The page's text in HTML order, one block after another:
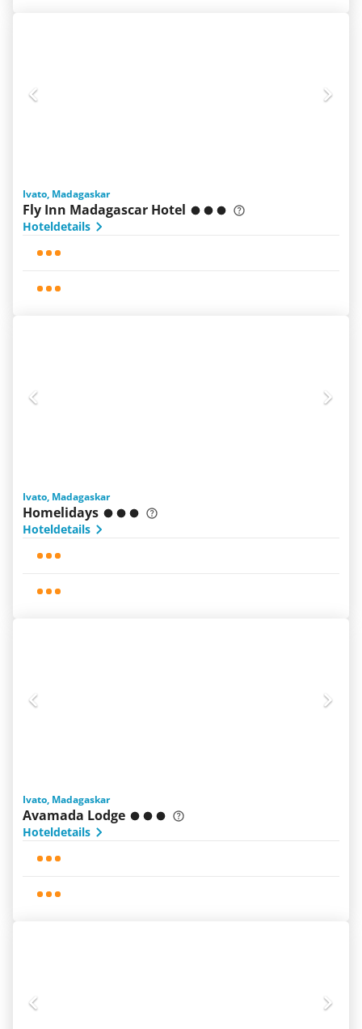
Ivato, Madagaskar
Fly Inn Madagascar Hotel
Hoteldetails
Ivato, Madagaskar
Homelidays
Hoteldetails
Ivato, Madagaskar
Avamada Lodge
Hoteldetails